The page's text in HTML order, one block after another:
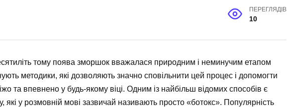
ПЕРЕГЛЯДІВ
10
тому поява зморшок вважалася природним і неминучим етапом
методики, які дозволяють значно сповільнити цей процес і допомогти
та впевнено у будь-якому віці. Одним із найбільш відомих способів є
які у розмовній мові зазвичай називають просто «ботокс». Популярність